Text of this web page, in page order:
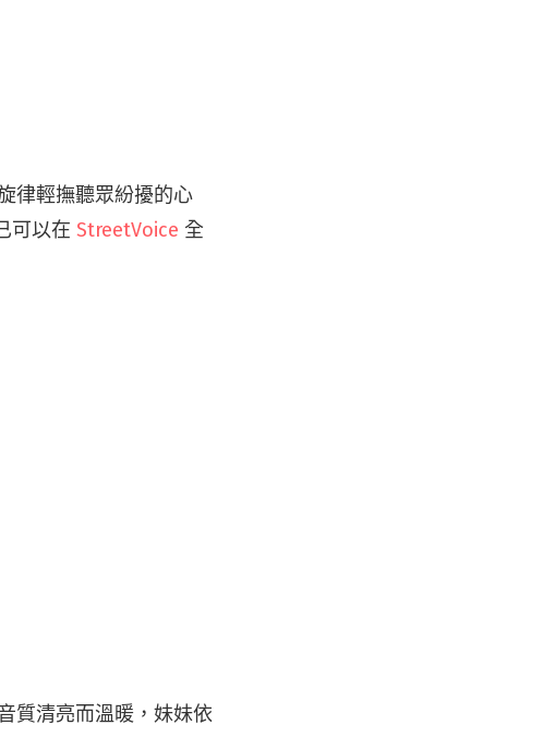
律輕撫聽眾紛擾的心
可以在StreetVoice 全
質清亮而溫暖，妹妹依